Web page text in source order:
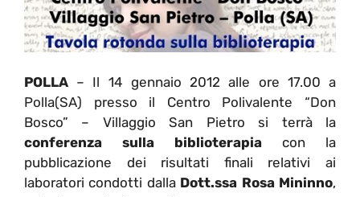
POLLA – Il 14 gennaio 2012 alle ore 17.00 a
Polla(SA) presso il Centro Polivalente “Don
Bosco” – Villaggio San Pietro si terrà la
conferenza sulla biblioterapia con la
pubblicazione dei risultati finali relativi ai
laboratori condotti dalla Dott.ssa Rosa Mininno,